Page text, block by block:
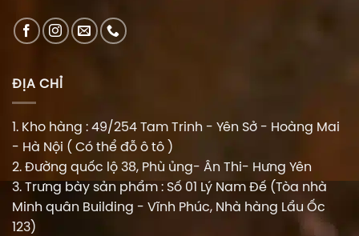
ĐỊA CHỈ
1. Kho hàng : 49/254 Tam Trinh - Yên Sở - Hoàng Mai
- Hà Nội ( Có thể đỗ ô tô )
2. Đường quốc lộ 38, Phù ủng- Ân Thi- Hưng Yên
3. Trưng bày sản phẩm : Số 01 Lý Nam Đế (Tòa nhà
Minh quân Building - Vĩnh Phúc, Nhà hàng Lẩu Ốc
123)